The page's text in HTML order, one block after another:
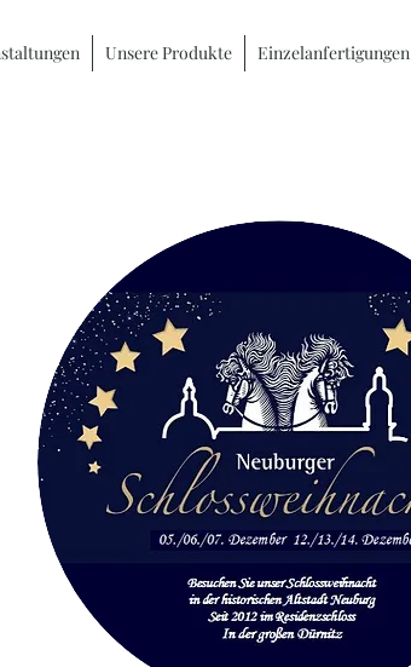
Unsere Produkte Einzelanfertigungen